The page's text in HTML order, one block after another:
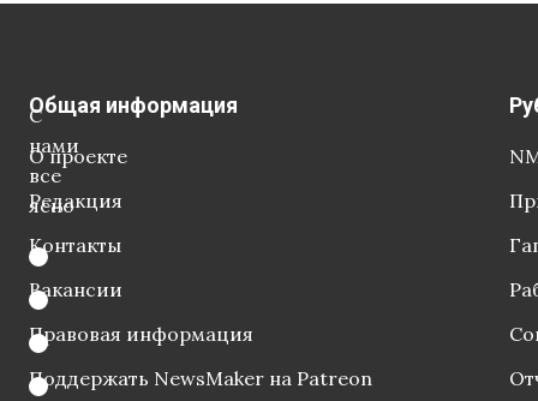
С
нами
все
ясно
Общая информация
О проекте
Редакция
Контакты
Вакансии
Правовая информация
Поддержать NewsMaker на Patreon